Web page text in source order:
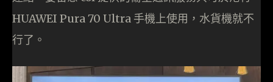
HUAWEI Pura 70 Ultra 手機上使用，水貨機就不
行了。